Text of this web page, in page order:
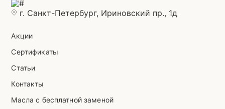
г. Санкт-Петербург, Ириновский пр., 1д
Акции
Сертификаты
Статьи
Контакты
Масла с бесплатной заменой